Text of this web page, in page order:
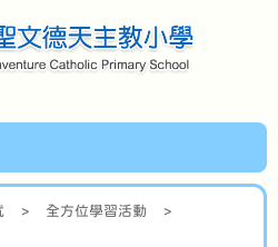
> 全方位學習活動
>